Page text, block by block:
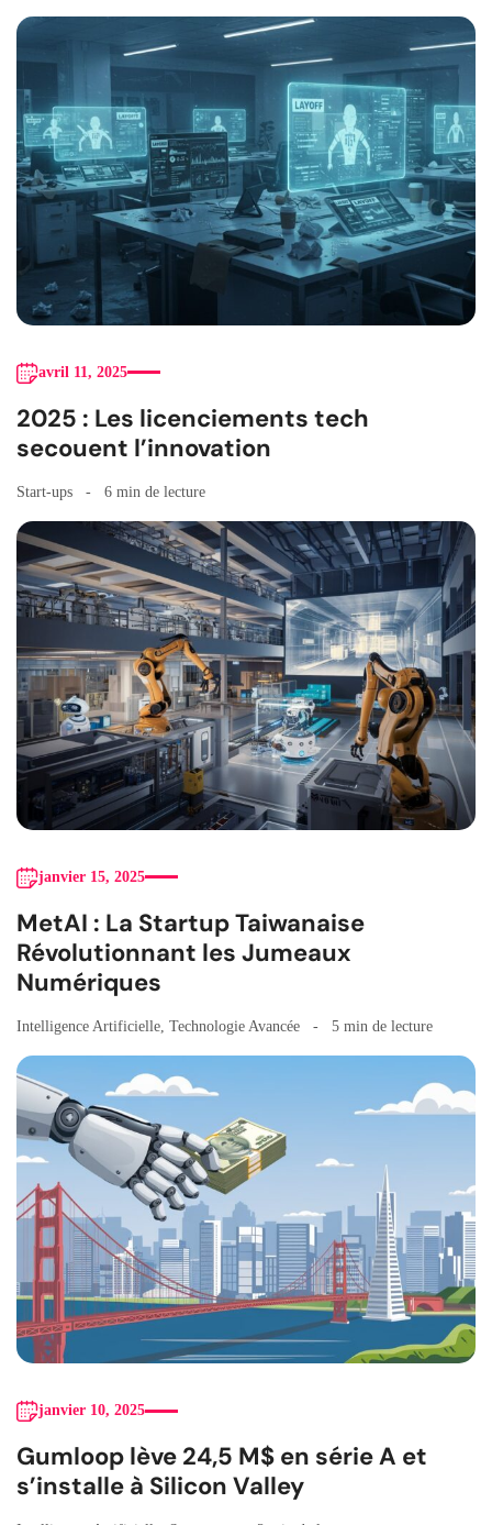
avril 11, 2025
2025 : Les licenciements tech
secouent l’innovation
Start-ups 6 min de lecture
janvier 15, 2025
MetAI : La Startup Taiwanaise
Révolutionnant les Jumeaux
Numériques
Intelligence Artificielle Technologie Avancée 5 min de lecture
janvier 10, 2025
Gumloop lève 24,5 M$ en série A et
s’installe à Silicon Valley